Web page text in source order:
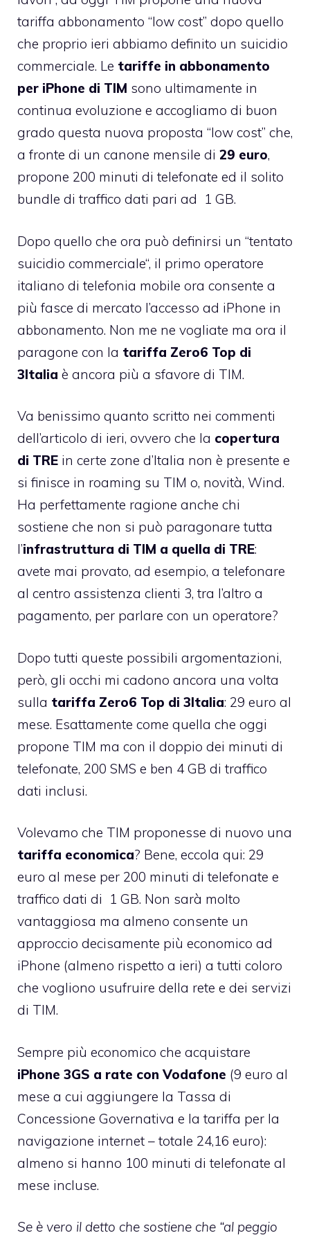
tariffa abbonamento “low cost” dopo quello
che proprio ieri abbiamo definito un suicidio
commerciale. Le tariffe in abbonamento
per iPhone di TIM sono ultimamente in
continua evoluzione e accogliamo di buon
grado questa nuova proposta “low cost” che,
a fronte di un canone mensile di 29 euro,
propone 200 minuti di telefonate ed il solito
bundle di traffico dati pari ad 1 GB.
Dopo quello che ora può definirsi un “tentato
suicidio commerciale“, il primo operatore
italiano di telefonia mobile ora consente a
più fasce di mercato l’accesso ad iPhone in
abbonamento. Non me ne vogliate ma ora il
paragone con la tariffa Zero6 Top di
3Italia è ancora più a sfavore di TIM.
Va benissimo quanto scritto nei commenti
dell’articolo di ieri, ovvero che la copertura
di TRE in certe zone d’Italia non è presente e
si finisce in roaming su TIM o, novità, Wind.
Ha perfettamente ragione anche chi
sostiene che non si può paragonare tutta
l’infrastruttura di TIM a quella di TRE:
avete mai provato, ad esempio, a telefonare
al centro assistenza clienti 3, tra l’altro a
pagamento, per parlare con un operatore?
Dopo tutti queste possibili argomentazioni,
però, gli occhi mi cadono ancora una volta
sulla tariffa Zero6 Top di 3Italia: 29 euro al
mese. Esattamente come quella che oggi
propone TIM ma con il doppio dei minuti di
telefonate, 200 SMS e ben 4 GB di traffico
dati inclusi.
Volevamo che TIM proponesse di nuovo una
tariffa economica? Bene, eccola qui: 29
euro al mese per 200 minuti di telefonate e
traffico dati di 1 GB. Non sarà molto
vantaggiosa ma almeno consente un
approccio decisamente più economico ad
iPhone (almeno rispetto a ieri) a tutti coloro
che vogliono usufruire della rete e dei servizi
di TIM.
Sempre più economico che acquistare
iPhone 3GS a rate con Vodafone (9 euro al
mese a cui aggiungere la Tassa di
Concessione Governativa e la tariffa per la
navigazione internet – totale 24,16 euro):
almeno si hanno 100 minuti di telefonate al
mese incluse.
Se è vero il detto che sostiene che “al peggio